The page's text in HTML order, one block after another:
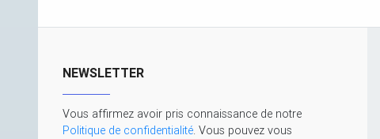
NEWSLETTER
Vous affirmez avoir pris connaissance de notre
Politique de confidentialité. Vous pouvez vous